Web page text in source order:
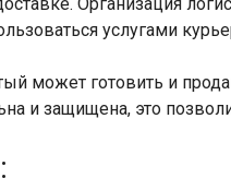
услугами
может готовить и
и защищена, это